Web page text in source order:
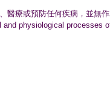
醫療或預防任何疾病，並無作
physiological processes